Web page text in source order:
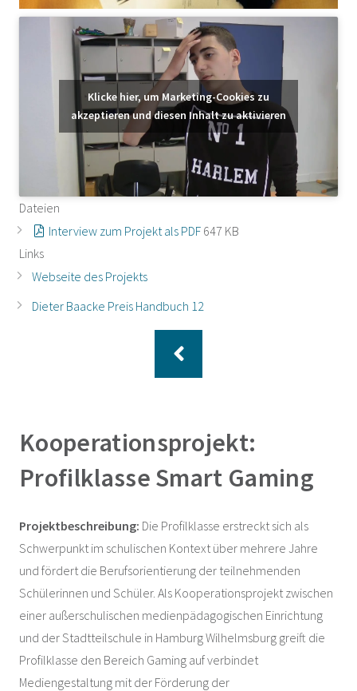
Klicke hier, um Marketing-Cookies zu
akzeptieren und diesen Inhalt zu aktivieren
Dateien
Interview zum Projekt als PDF 647 KB
Links
Webseite des Projekts
Dieter Baacke Preis Handbuch 12
Kooperationsprojekt:
Profilklasse Smart Gaming
Projektbeschreibung: Die Profilklasse erstreckt sich als
Schwerpunkt im schulischen Kontext über mehrere Jahre
und fördert die Berufsorientierung der teilnehmenden
Schülerinnen und Schüler. Als Kooperationsprojekt zwischen
einer außerschulischen medienpädagogischen Einrichtung
und der Stadtteilschule in Hamburg Wilhelmsburg greift die
Profilklasse den Bereich Gaming auf verbindet
Mediengestaltung mit der Förderung der